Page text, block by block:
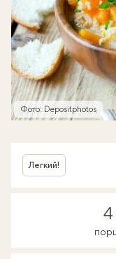
Фото: Depositphotos
Легкий!
4